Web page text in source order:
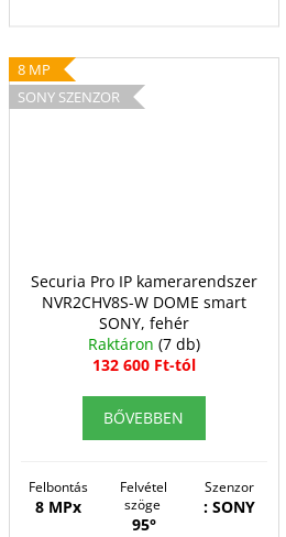
8 MP
SONY SZENZOR
Securia Pro IP kamerarendszer
NVR2CHV8S-W DOME smart
SONY, fehér
Raktáron (7 db)
132 600 Ft-tól
BŐVEBBEN
Felbontás
8 MPx
Felvétel
szöge
95°
Szenzor
: SONY